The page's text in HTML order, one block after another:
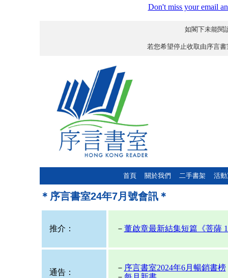
Don't miss your email
如閣下未能閱
若您希望停止收取由序言
首頁 關於我們 二手書架 活
＊ 序言書室24年7月號會訊＊
推介： － 董啟章最新結集短篇《菩薩
通告：
－ 序言書室2024年6月暢銷書榜